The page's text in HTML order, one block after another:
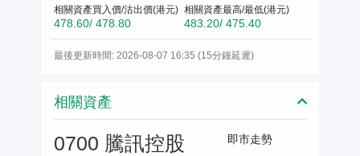
相關資產買入價/沽出價(港元)
478.60/ 478.80
相關資產最高/最低(港元)
483.20/ 475.40
最後更新時間: 2026-08-07 16:35 (15分鐘延遲)
相關資產
0700 騰訊控股 即市走勢